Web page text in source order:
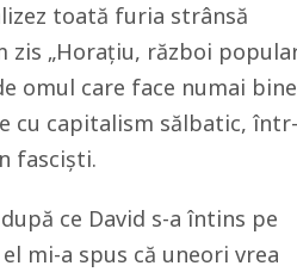
toată furia strânsă
„Horațiu, război
omul care face numai bine
cu capitalism sălbatic, într-
fasciști.
ce David s-a întins pe
mi-a spus că uneori vrea